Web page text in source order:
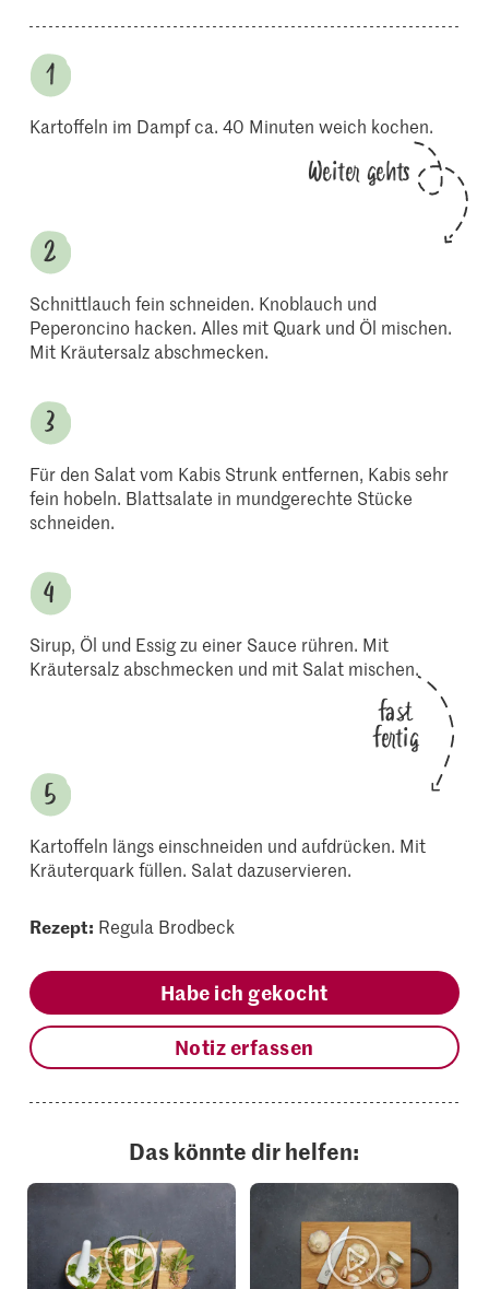
Kartoffeln im Dampf ca. 40 Minuten weich kochen.
Weiter gehts
Schnittlauch fein schneiden. Knoblauch und
Peperoncino hacken. Alles mit Quark und Öl mischen.
Mit Kräutersalz abschmecken.
Für den Salat vom Kabis Strunk entfernen, Kabis sehr
fein hobeln. Blattsalate in mundgerechte Stücke
schneiden.
Sirup, Öl und Essig zu einer Sauce rühren. Mit
Kräutersalz abschmecken und mit Salat mischen.
fast
fertig
Kartoffeln längs einschneiden und aufdrücken. Mit
Kräuterquark füllen. Salat dazuservieren.
Rezept: Regula Brodbeck
Habe ich gekocht
Notiz erfassen
Das könnte dir helfen: